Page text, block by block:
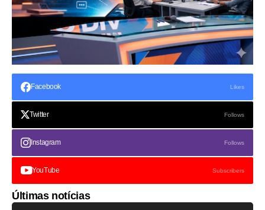
Facebook Likes
Twitter Follows
Instagram Follows
YouTube Subscribers
Últimas notícias